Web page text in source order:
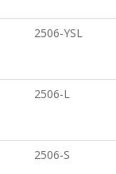
2506-YSL
2506-L
2506-S